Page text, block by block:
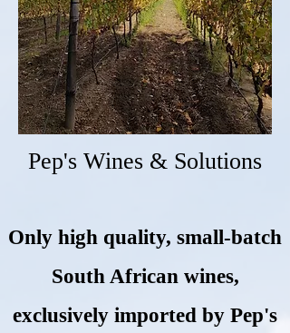
Only high quality, small-batch
South African wines,
exclusively imported by Pep's
Pep's Wines & Solutions